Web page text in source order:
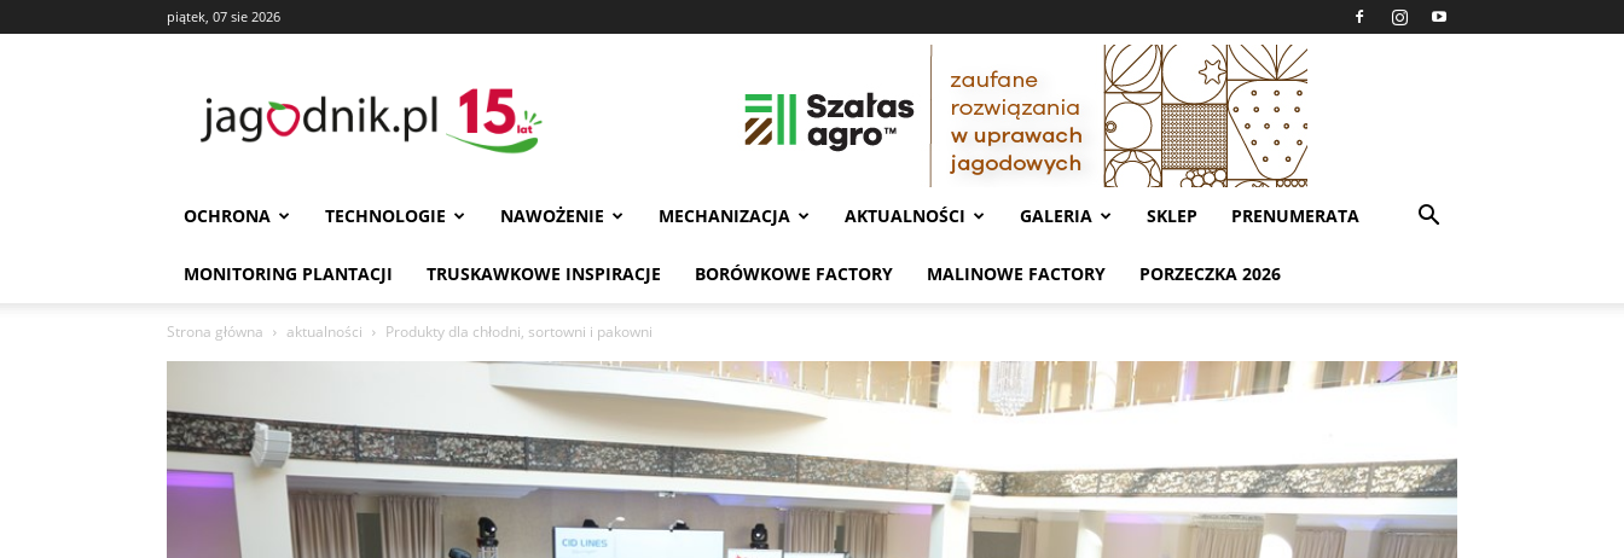
piątek, 07 sie 2026
OCHRONA TECHNOLOGIE NAWOŻENIE MECHANIZACJA AKTUALNOŚCI GALERIA SKLEP PRENUMERATA
MONITORING PLANTACJI TRUSKAWKOWE INSPIRACJE BORÓWKOWE FACTORY MALINOWE FACTORY PORZECZKA 2026
Strona główna aktualności Produkty dla chłodni, sortowni i pakowni